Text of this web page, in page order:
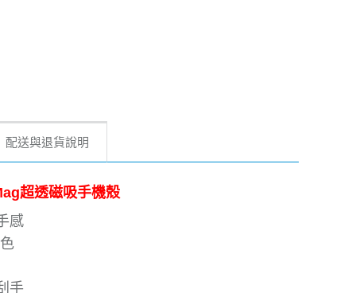
配送與退貨說明
超透磁吸手機殼
感
手